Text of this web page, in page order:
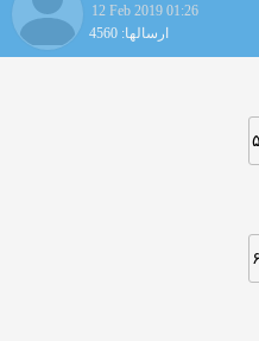
12 Feb 2019 01:26
ارسالها: 4560